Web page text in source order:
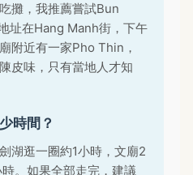
攤，我推薦嘗試Bun
址在Hang Manh街，下午
附近有一家Pho Thin，
皮味，只有當地人才知
時間？
湖逛一圈約1小時，文廟2
。如果全部走完，建議